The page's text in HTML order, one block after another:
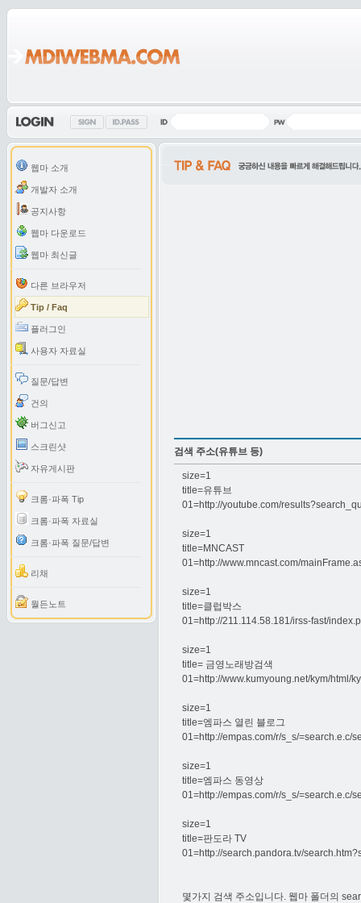
웹마 소개
개발자 소개
공지사항
웹마 다운로드
웹마 최신글
다른 브라우저
Tip / Faq
플러그인
사용자 자료실
질문/답변
건의
버그신고
스크린샷
자유게시판
크롬·파폭 Tip
크롬·파폭 자료실
크롬·파폭 질문/답변
리채
월든노트
검색 주소(유튜브 등)
size=1
title=유튜브
01=http://youtube.com/
size=1
title=MNCAST
01=http://www.mncast.com/
size=1
title=클럽박스
01=http://211.114.58.181/irss-fast/
size=1
title= 금영노래방검색
01=http://www.kumyoung.net/kym/html/
size=1
title=엠파스 열린 블로그
01=http://empas.com/r/s_s/=search.e.c/
size=1
title=엠파스 동영상
01=http://empas.com/r/s_s/=search.e.c/
size=1
title=판도라 TV
01=http://search.pandora.tv/
몇가지 검색 주소입니다. 웹마 폴더의